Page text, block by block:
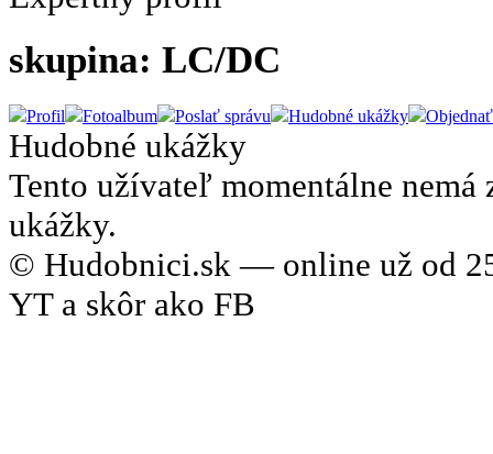
skupina: LC/DC
Profil Fotoalbum Poslať správu Hudobné ukážky Objednať
Hudobné ukážky
Tento užívateľ momentálne nemá
ukážky.
© Hudobnici.sk — online už od
YT a skôr ako FB